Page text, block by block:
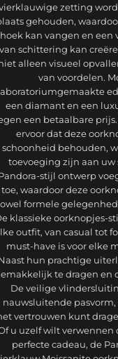
zetting
gehouden,
hoek kan vangen en
van schittering kan
alleen visueel
van voordelen.
een diamant en een
een betaalbare
ervoor dat deze
schoonheid behouden,
toevoeging zijn aan uw
stijl ontwerp
toe, waardoor deze
formele
klassieke oorknopjes-
outfit, van casual tot
must-have is voor elke
hun prachtige
te dragen en
De veilige
nauwsluitende
vertrouwen kunt
u uzelf wilt verwennen
perfecte cadeau, de